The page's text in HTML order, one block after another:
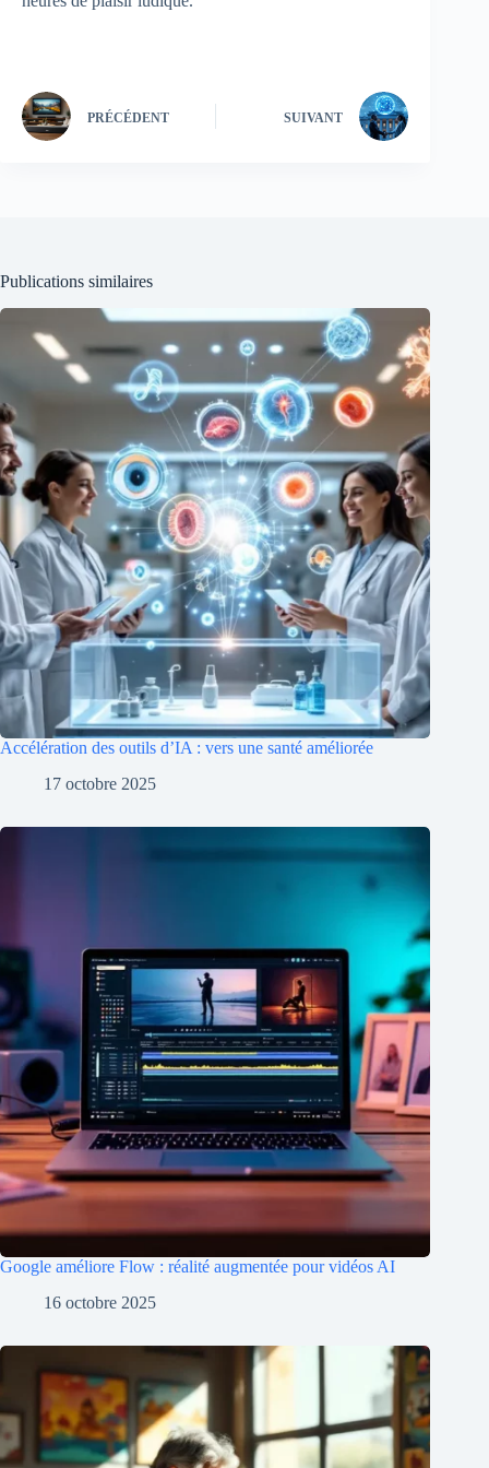
PRÉCÉDENT SUIVANT
Publications similaires
Accélération des outils d’IA : vers une santé améliorée
17 octobre 2025
Google améliore Flow : réalité augmentée pour vidéos AI
16 octobre 2025